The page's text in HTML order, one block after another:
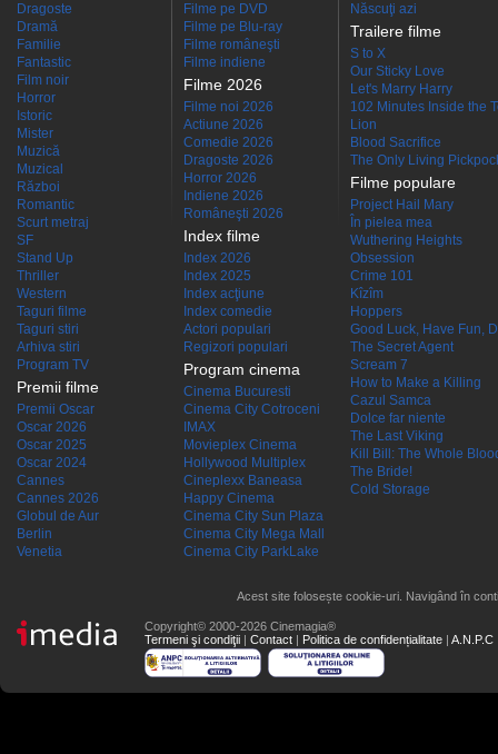
Dragoste
Dramă
Familie
Fantastic
Film noir
Horror
Istoric
Mister
Muzică
Muzical
Război
Romantic
Scurt metraj
SF
Stand Up
Thriller
Western
Taguri filme
Taguri stiri
Arhiva stiri
Program TV
Premii filme
Premii Oscar
Oscar 2026
Oscar 2025
Oscar 2024
Cannes
Cannes 2026
Globul de Aur
Berlin
Venetia
Filme pe DVD
Filme pe Blu-ray
Filme româneşti
Filme indiene
Filme 2026
Filme noi 2026
Actiune 2026
Comedie 2026
Dragoste 2026
Horror 2026
Indiene 2026
Româneşti 2026
Index filme
Index 2026
Index 2025
Index acţiune
Index comedie
Actori populari
Regizori populari
Program cinema
Cinema Bucuresti
Cinema City Cotroceni
IMAX
Movieplex Cinema
Hollywood Multiplex
Cineplexx Baneasa
Happy Cinema
Cinema City Sun Plaza
Cinema City Mega Mall
Cinema City ParkLake
Născuţi azi
Trailere filme
S to X
Our Sticky Love
Let's Marry Harry
102 Minutes Inside the
Lion
Blood Sacrifice
The Only Living
Filme populare
Project Hail Mary
În pielea mea
Wuthering Heights
Obsession
Crime 101
Kîzîm
Hoppers
Good Luck, Have Fun,
The Secret Agent
Scream 7
How to Make a Killing
Cazul Samca
Dolce far niente
The Last Viking
Kill Bill: The Whole
The Bride!
Cold Storage
Acest site folosește cookie-uri. Navigând în
Copyright© 2000-2026 Cinemagia®
Termeni şi condiţii | Contact | Politica de confidențialitate | A.N.P.C